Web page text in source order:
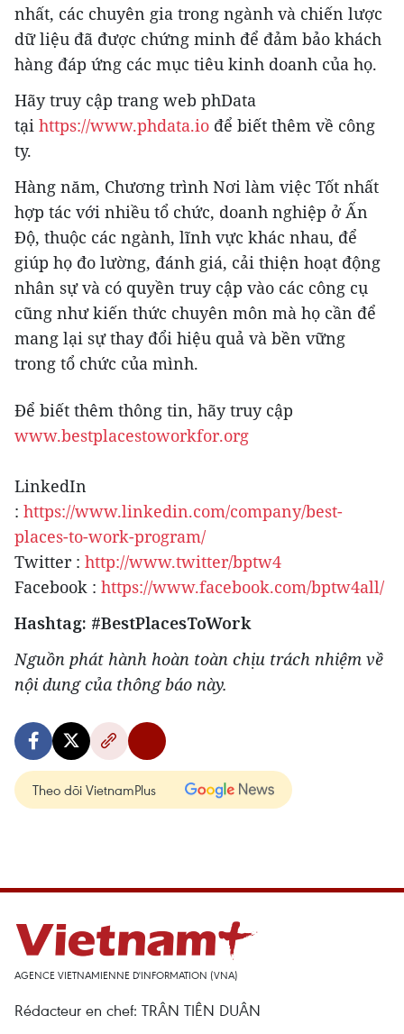
nhất, các chuyên gia trong ngành và chiến lược
dữ liệu đã được chứng minh để đảm bảo khách
hàng đáp ứng các mục tiêu kinh doanh của họ.
Hãy truy cập trang web phData
tại https://www.phdata.io để biết thêm về công
ty.
Hàng năm, Chương trình Nơi làm việc Tốt nhất
hợp tác với nhiều tổ chức, doanh nghiệp ở Ấn
Độ, thuộc các ngành, lĩnh vực khác nhau, để
giúp họ đo lường, đánh giá, cải thiện hoạt động
nhân sự và có quyền truy cập vào các công cụ
cũng như kiến ​​thức chuyên môn mà họ cần để
mang lại sự thay đổi hiệu quả và bền vững
trong tổ chức của mình.
Để biết thêm thông tin, hãy truy cập
www.bestplacestoworkfor.org
LinkedIn
: https://www.linkedin.com/company/best-
places-to-work-program/
Twitter : http://www.twitter/bptw4
Facebook : https://www.facebook.com/bptw4all/
Hashtag: #BestPlacesToWork
Nguồn phát hành hoàn toàn chịu trách nhiệm về
nội dung của thông báo này.
Theo dõi VietnamPlus
AGENCE VIETNAMIENNE D'INFORMATION (VNA)
Rédacteur en chef: TRÂN TIÊN DUÂN